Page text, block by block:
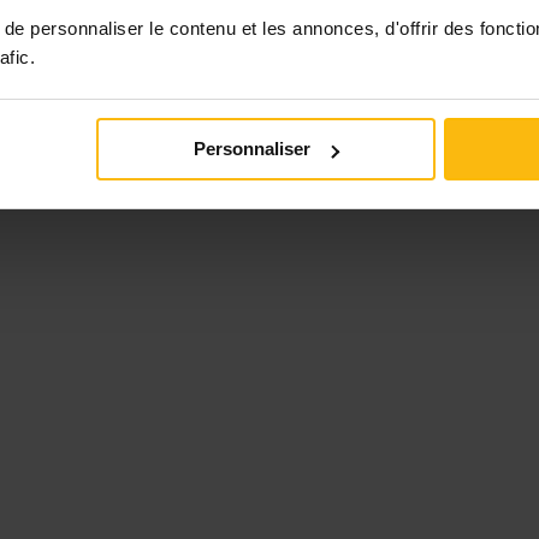
personnaliser le contenu et les annonces, d'offrir des
Personnaliser
sociale